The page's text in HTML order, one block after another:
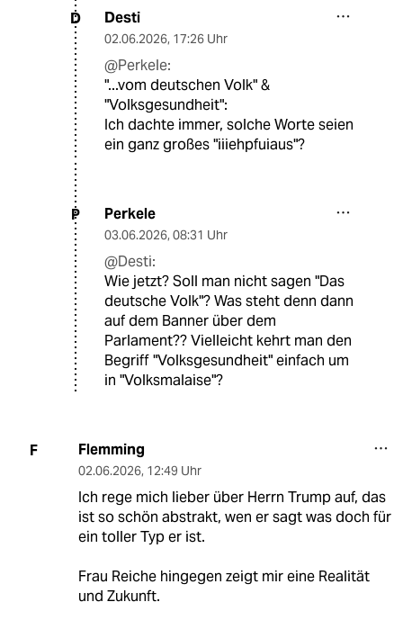
D Desti
02.06.2026, 17:26 Uhr
@Perkele:
"...vom deutschen Volk" &
"Volksgesundheit":
Ich dachte immer, solche Worte seien
ein ganz großes "iiiehpfuiaus"?
P Perkele
03.06.2026, 08:31 Uhr
@Desti:
Wie jetzt? Soll man nicht sagen "Das
deutsche Volk"? Was steht denn dann
auf dem Banner über dem
Parlament?? Vielleicht kehrt man den
Begriff "Volksgesundheit" einfach um
in "Volksmalaise"?
F Flemming
02.06.2026, 12:49 Uhr
Ich rege mich lieber über Herrn Trump auf, das
ist so schön abstrakt, wen er sagt was doch für
ein toller Typ er ist.
Frau Reiche hingegen zeigt mir eine Realität
und Zukunft.